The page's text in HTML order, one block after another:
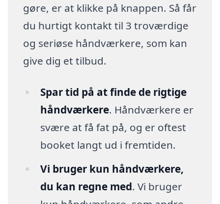
gøre, er at klikke på knappen. Så får
du hurtigt kontakt til 3 troværdige
og seriøse håndværkere, som kan
give dig et tilbud.
Spar tid på at finde de rigtige
håndværkere. Håndværkere er
svære at få fat på, og er oftest
booket langt ud i fremtiden.
Vi bruger kun håndværkere,
du kan regne med. Vi bruger